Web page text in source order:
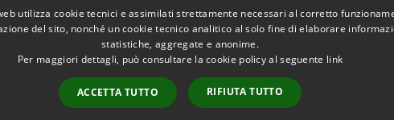
utilizza cookie tecnici e assimilati strettamente necessari al corretto
del sito, nonché un cookie tecnico analitico al solo fine di elaborare
statistiche, aggregate e anonime.
Per maggiori dettagli, può consultare la cookie policy al seguente link
ACCETTA TUTTO RIFIUTA TUTTO